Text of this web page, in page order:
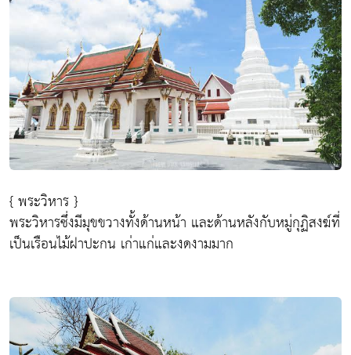
{ พระวิหาร }
พระวิหารซึ่งมีมุขขวางทั้งด้านหน้า และด้านหลังกับหมู่กุฏิสงฆ์ที่
เป็นเรือนไม้ฝาปะกน เก่าแก่และงดงามมาก